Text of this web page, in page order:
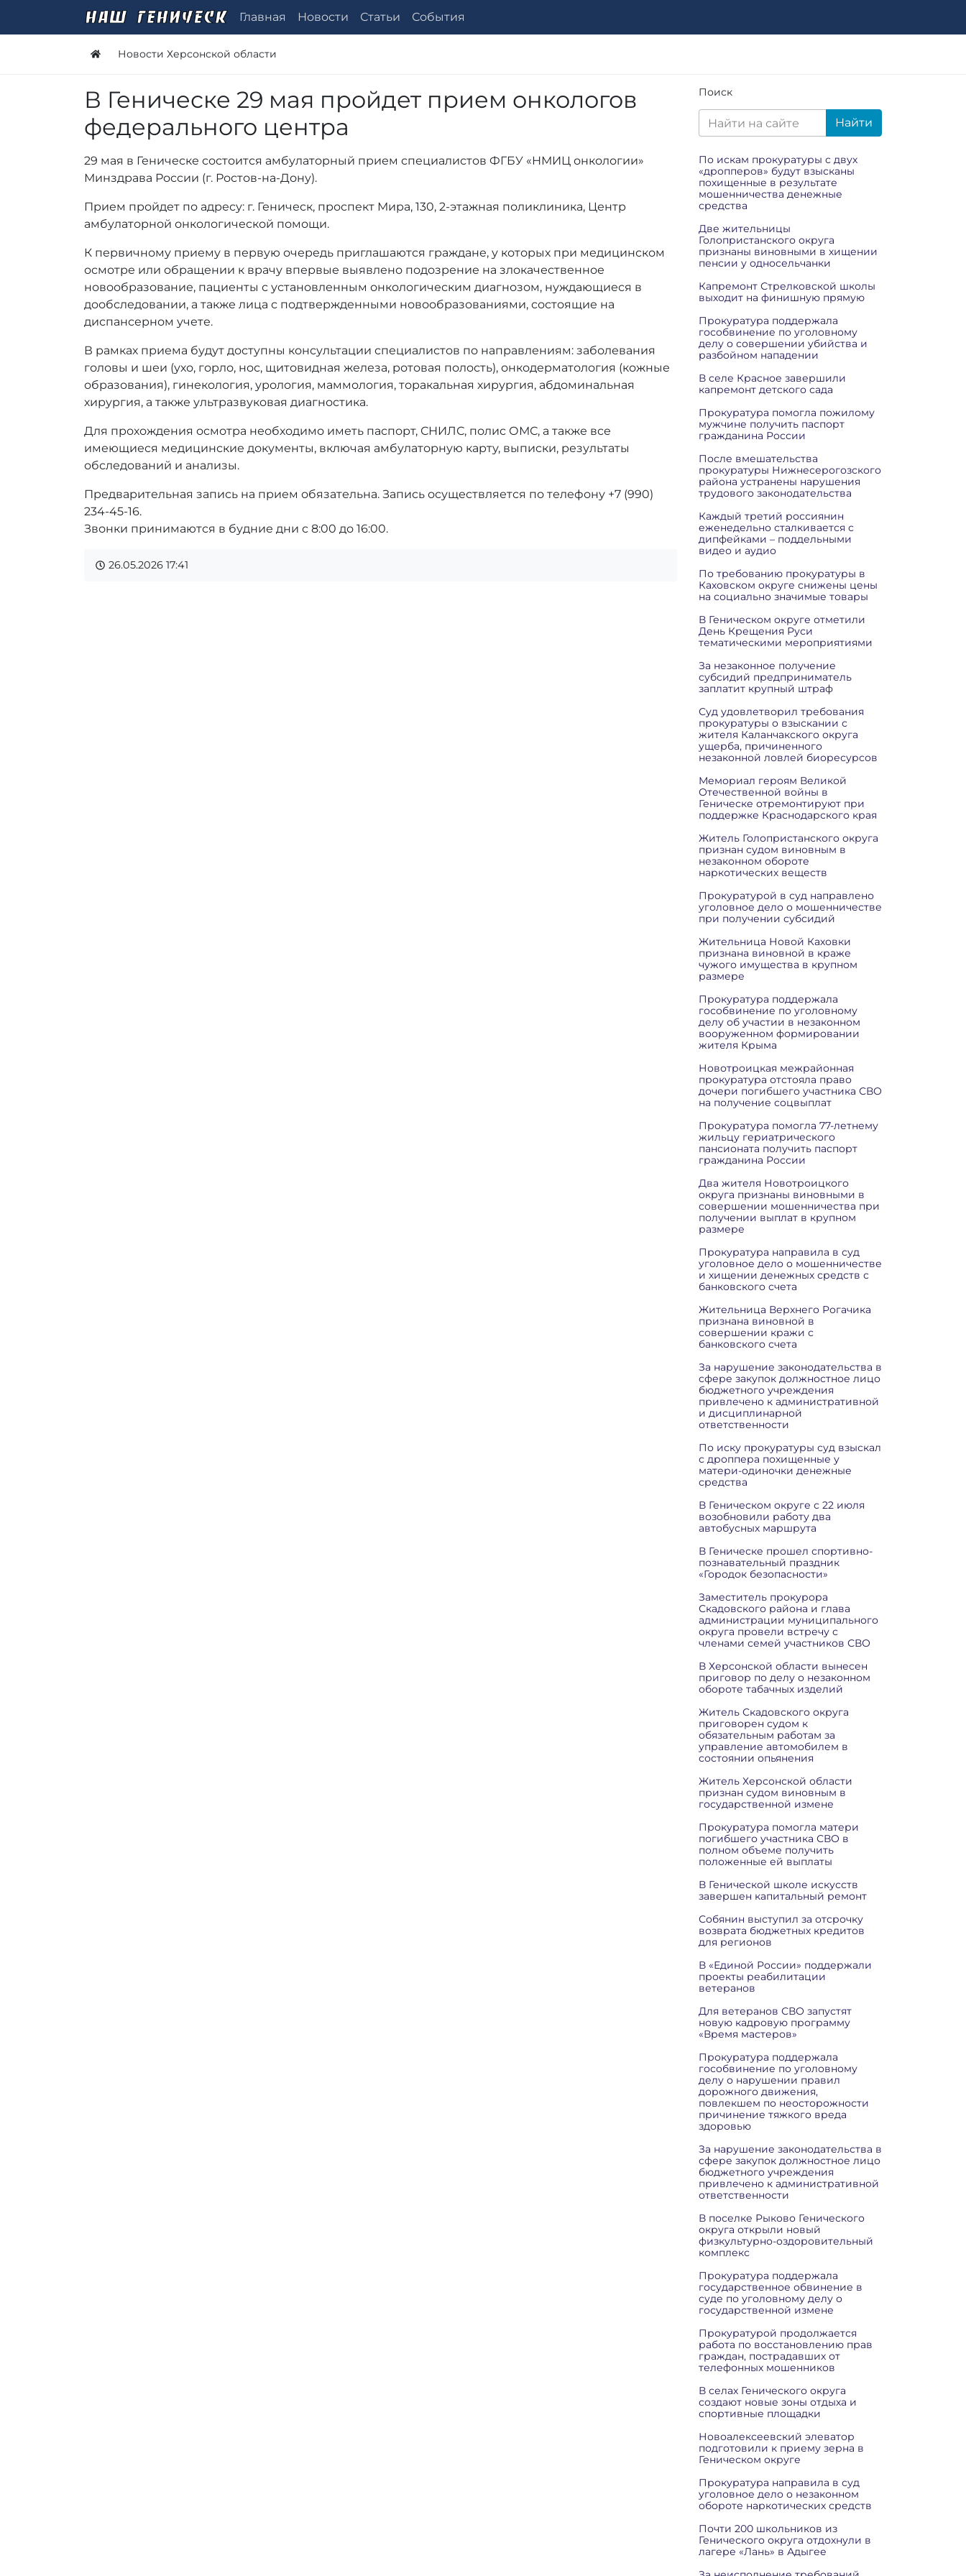
Главная Новости Статьи События
Новости Херсонской области
В Геническе 29 мая пройдет прием онкологов
федерального центра
29 мая в Геническе состоится амбулаторный прием специалистов ФГБУ «НМИЦ онкологии»
Минздрава России (г. Ростов-на-Дону).
Прием пройдет по адресу: г. Геническ, проспект Мира, 130, 2-этажная поликлиника, Центр
амбулаторной онкологической помощи.
К первичному приему в первую очередь приглашаются граждане, у которых при медицинском
осмотре или обращении к врачу впервые выявлено подозрение на злокачественное
новообразование, пациенты с установленным онкологическим диагнозом, нуждающиеся в
дообследовании, а также лица с подтвержденными новообразованиями, состоящие на
диспансерном учете.
В рамках приема будут доступны консультации специалистов по направлениям: заболевания
головы и шеи (ухо, горло, нос, щитовидная железа, ротовая полость), онкодерматология (кожные
образования), гинекология, урология, маммология, торакальная хирургия, абдоминальная
хирургия, а также ультразвуковая диагностика.
Для прохождения осмотра необходимо иметь паспорт, СНИЛС, полис ОМС, а также все
имеющиеся медицинские документы, включая амбулаторную карту, выписки, результаты
обследований и анализы.
Предварительная запись на прием обязательна. Запись осуществляется по телефону +7 (990)
234-45-16.
Звонки принимаются в будние дни с 8:00 до 16:00.
26.05.2026 17:41
Поиск
Найти
По искам прокуратуры с двух
«дропперов» будут взысканы
похищенные в результате
мошенничества денежные
средства
Две жительницы
Голопристанского округа
признаны виновными в хищении
пенсии у односельчанки
Капремонт Стрелковской школы
выходит на финишную прямую
Прокуратура поддержала
гособвинение по уголовному
делу о совершении убийства и
разбойном нападении
В селе Красное завершили
капремонт детского сада
Прокуратура помогла пожилому
мужчине получить паспорт
гражданина России
После вмешательства
прокуратуры Нижнесерогозского
района устранены нарушения
трудового законодательства
Каждый третий россиянин
еженедельно сталкивается с
дипфейками – поддельными
видео и аудио
По требованию прокуратуры в
Каховском округе снижены цены
на социально значимые товары
В Геническом округе отметили
День Крещения Руси
тематическими мероприятиями
За незаконное получение
субсидий предприниматель
заплатит крупный штраф
Суд удовлетворил требования
прокуратуры о взыскании с
жителя Каланчакского округа
ущерба, причиненного
незаконной ловлей биоресурсов
Мемориал героям Великой
Отечественной войны в
Геническе отремонтируют при
поддержке Краснодарского края
Житель Голопристанского округа
признан судом виновным в
незаконном обороте
наркотических веществ
Прокуратурой в суд направлено
уголовное дело о мошенничестве
при получении субсидий
Жительница Новой Каховки
признана виновной в краже
чужого имущества в крупном
размере
Прокуратура поддержала
гособвинение по уголовному
делу об участии в незаконном
вооруженном формировании
жителя Крыма
Новотроицкая межрайонная
прокуратура отстояла право
дочери погибшего участника СВО
на получение соцвыплат
Прокуратура помогла 77-летнему
жильцу гериатрического
пансионата получить паспорт
гражданина России
Два жителя Новотроицкого
округа признаны виновными в
совершении мошенничества при
получении выплат в крупном
размере
Прокуратура направила в суд
уголовное дело о мошенничестве
и хищении денежных средств с
банковского счета
Жительница Верхнего Рогачика
признана виновной в
совершении кражи с
банковского счета
За нарушение законодательства в
сфере закупок должностное лицо
бюджетного учреждения
привлечено к административной
и дисциплинарной
ответственности
По иску прокуратуры суд взыскал
с дроппера похищенные у
матери-одиночки денежные
средства
В Геническом округе с 22 июля
возобновили работу два
автобусных маршрута
В Геническе прошел спортивно-
познавательный праздник
«Городок безопасности»
Заместитель прокурора
Скадовского района и глава
администрации муниципального
округа провели встречу с
членами семей участников СВО
В Херсонской области вынесен
приговор по делу о незаконном
обороте табачных изделий
Житель Скадовского округа
приговорен судом к
обязательным работам за
управление автомобилем в
состоянии опьянения
Житель Херсонской области
признан судом виновным в
государственной измене
Прокуратура помогла матери
погибшего участника СВО в
полном объеме получить
положенные ей выплаты
В Генической школе искусств
завершен капитальный ремонт
Собянин выступил за отсрочку
возврата бюджетных кредитов
для регионов
В «Единой России» поддержали
проекты реабилитации
ветеранов
Для ветеранов СВО запустят
новую кадровую программу
«Время мастеров»
Прокуратура поддержала
гособвинение по уголовному
делу о нарушении правил
дорожного движения,
повлекшем по неосторожности
причинение тяжкого вреда
здоровью
За нарушение законодательства в
сфере закупок должностное лицо
бюджетного учреждения
привлечено к административной
ответственности
В поселке Рыково Генического
округа открыли новый
физкультурно-оздоровительный
комплекс
Прокуратура поддержала
государственное обвинение в
суде по уголовному делу о
государственной измене
Прокуратурой продолжается
работа по восстановлению прав
граждан, пострадавших от
телефонных мошенников
В селах Генического округа
создают новые зоны отдыха и
спортивные площадки
Новоалексеевский элеватор
подготовили к приему зерна в
Геническом округе
Прокуратура направила в суд
уголовное дело о незаконном
обороте наркотических средств
Почти 200 школьников из
Генического округа отдохнули в
лагере «Лань» в Адыгее